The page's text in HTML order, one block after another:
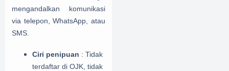
mengandalkan komunikasi
via telepon, WhatsApp, atau
SMS.
Ciri penipuan : Tidak
terdaftar di OJK, tidak